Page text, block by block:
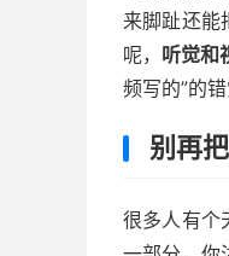
来脚趾还能
呢， 听觉和
频写的”的
别再
很多人有个